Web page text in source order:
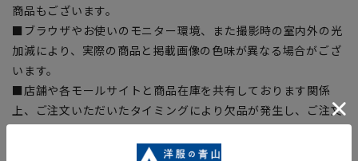
商品もございます。
■ブラウザやお使いのモニター環境、また撮影時の室内外の光
加減により、実際の商品と掲載画像の色味が異なる場合がござ
います。
■店舗や各モールサイトと商品在庫を共有しております関係
上、ご注文いただいたタイミングにより欠品が発生し、ご注文
■お急ぎ発送のご注文につきましても、ご注文のタイミングに